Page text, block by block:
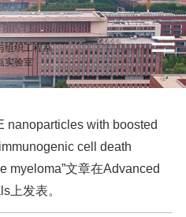
组织工程系
实验室
nanoparticles with boosted
cell death
myeloma”文章在Advanced
上发表。